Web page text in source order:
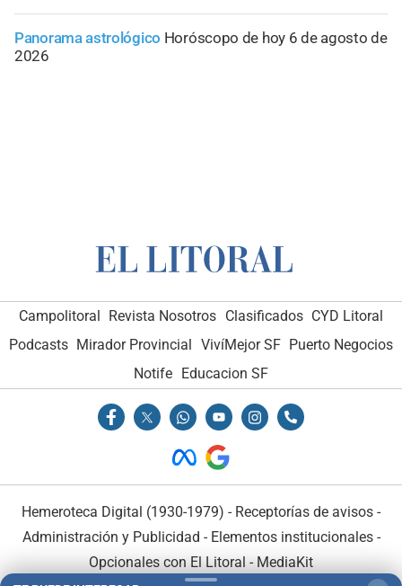
Panorama astrológico Horóscopo de hoy 6 de agosto de
2026
Campolitoral Revista Nosotros Clasificados CYD Litoral
Podcasts Mirador Provincial VivíMejor SF Puerto Negocios
Notife Educacion SF
Hemeroteca Digital (1930-1979) - Receptorías de avisos -
Administración y Publicidad - Elementos institucionales-
Opcionales con El Litoral - MediaKit